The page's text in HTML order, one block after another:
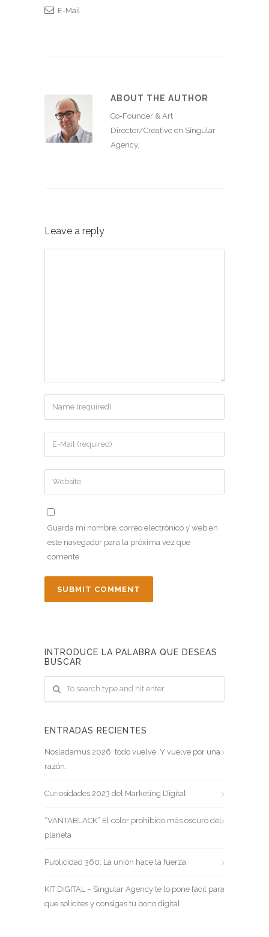
E-Mail
ABOUT THE AUTHOR
Co-Founder & Art
Director/Creative en Singular
Agency.
Leave a reply
Guarda mi nombre, correo electrónico y web en
este navegador para la próxima vez que
comente.
INTRODUCE LA PALABRA QUE DESEAS
BUSCAR
ENTRADAS RECIENTES
Nosladamus 2026: todo vuelve. Y vuelve por una
razón.
Curiosidades 2023 del Marketing Digital
“VANTABLACK” El color prohibido más oscuro del
planeta
Publicidad 360: La unión hace la fuerza
KIT DIGITAL – Singular Agency te lo pone fácil para
que solicites y consigas tu bono digital